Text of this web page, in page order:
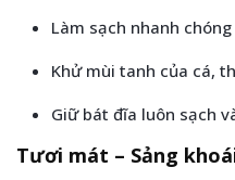
Làm sạch nhanh
Khử mùi tanh của cá,
Giữ bát đĩa luôn sạch
Tươi mát – Sảng